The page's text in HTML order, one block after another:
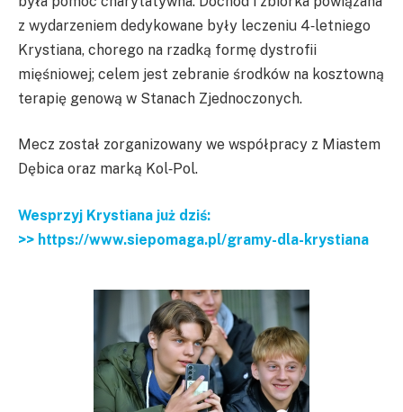
z wydarzeniem dedykowane były leczeniu 4‑letniego
Krystiana, chorego na rzadką formę dystrofii
mięśniowej; celem jest zebranie środków na kosztowną
terapię genową w Stanach Zjednoczonych.
Mecz został zorganizowany we współpracy z Miastem
Dębica oraz marką Kol‑Pol.
Wesprzyj Krystiana już dziś:
>> https://www.siepomaga.pl/gramy-dla-krystiana